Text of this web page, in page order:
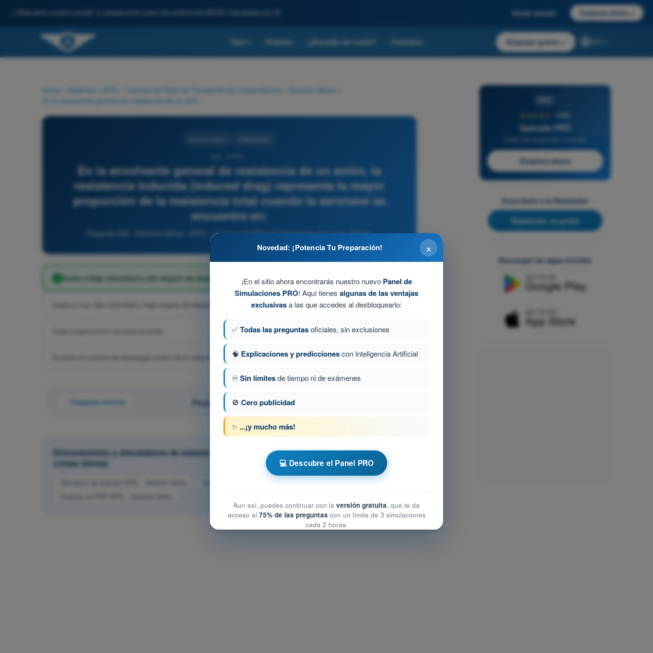
Descubre nuestro portal: tu preparación para los exámenes AESA impulsada por IA. Iniciar sesión Empieza ahora
Test Precios ¿Escuela de vuelo? Contacto Empezar gratis
Home Materias ATPL - Licencia de Piloto de Transporte de Líneas Aéreas Derecho Aéreo
En la envolvente general de resistencia de un avión, la
resistencia inducida (induced drag) representa la mayor
proporción de la resistencia total cuando la aeronave se
encuentra en:
Pregunta 228 - Derecho Aéreo - ATPL - Licencia de Piloto de Transporte de Líneas Aéreas
Vuelo a baja velocidad y alto ángulo de ataque (ej. despegue o aproximación).
Vuelo a muy alta velocidad y bajo ángulo de ataque (ej. crucero rápido).
Vuelo supersónico exclusivamente.
Durante la carrera de despegue antes de la rotación (Vr).
Pregunta anterior Pregunta 228 de 520
Entrenamiento y simuladores de examen ATPL - Licencia de Piloto de Transporte de
Líneas Aéreas
Test de Entrenamiento ATPL - Derecho Aéreo
4,6/5
Quizvds PRO
Empieza ahora
Suscríbete a la Newsletter
Regístrate, es gratis
Descargar las apps móviles
×
Novedad: ¡Potencia Tu Preparación!
¡En el sitio ahora encontrarás nuestro nuevo Panel de
Simulaciones PRO! Aquí tienes algunas de las ventajas
exclusivasa las que accedes al desbloquearlo:
✅Todas las preguntasoficiales, sin exclusiones
🧠 Explicaciones y prediccionescon Inteligencia Artificial
♾️Sin límitesde tiempo ni de exámenes
🚫 Cero publicidad
✨ ...¡y mucho más!
💻 Descubre el Panel PRO
Aun así, puedes continuar con la versión gratuita, que te da
acceso al 75% de las preguntas con un límite de 3 simulaciones
cada 2 horas.